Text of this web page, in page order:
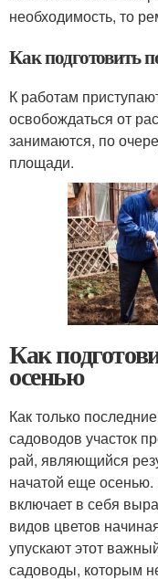
необходимость, то
Как подготовить
К работам
освобождаться от
занимаются, по
площади.
Как
осенью
Как только
садоводов участок
рай, являющийся
начатой еще осенью.
включает в себя
видов цветов
упускают этот
садоводы, которым